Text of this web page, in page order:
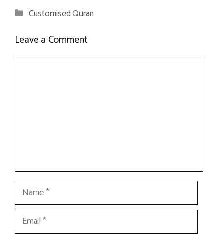
Categories
Customised Quran
Leave a Comment
Name
Email